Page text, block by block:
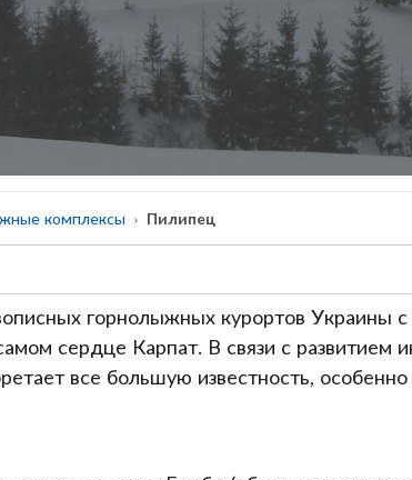
комплексы Пилипец
горнолыжных курортов Украины
сердце Карпат. В связи с развитием
все большую известность,